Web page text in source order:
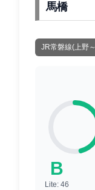
馬橋
JR常磐線(上野
B
Lite: 46